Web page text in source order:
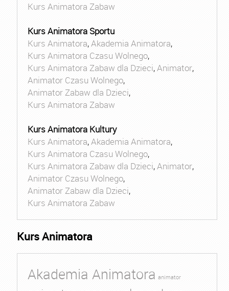
Kurs Animatora Zabaw
Kurs Animatora Sportu
Kurs Animatora,Akademia Animatora,
Kurs Animatora Czasu Wolnego,
Kurs Animatora Zabaw dla Dzieci,Animator,
Animator Czasu Wolnego,
Animator Zabaw dla Dzieci,
Kurs Animatora Zabaw
Kurs Animatora Kultury
Kurs Animatora,Akademia Animatora,
Kurs Animatora Czasu Wolnego,
Kurs Animatora Zabaw dla Dzieci,Animator,
Animator Czasu Wolnego,
Animator Zabaw dla Dzieci,
Kurs Animatora Zabaw
Kurs Animatora
Akademia Animatora animator